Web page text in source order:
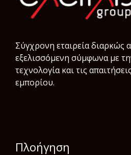
Σύγχρονη εταιρεία διαρκώς
εξελισσόμενη σύμφωνα µε
τεχνολογία και τις
εμπορίου.
Πλοήγηση